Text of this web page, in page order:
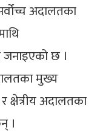
अदालतका
जनाइएको छ ।
मुख्य
क्षेत्रीय अदालतका
।